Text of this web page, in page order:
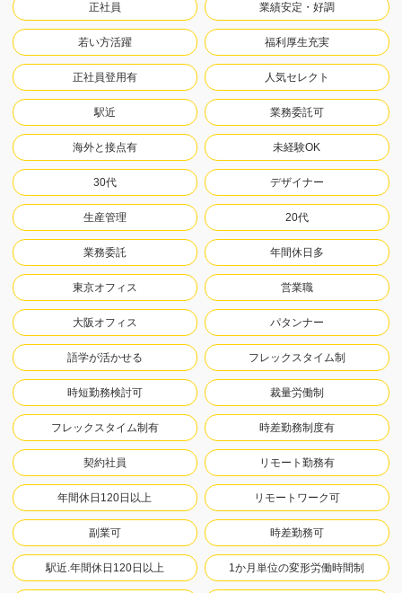
正社員 業績安定・好調
若い方活躍 福利厚生充実
正社員登用有 人気セレクト
駅近 業務委託可
海外と接点有 未経験OK
30代 デザイナー
生産管理 20代
業務委託 年間休日多
東京オフィス 営業職
大阪オフィス パタンナー
語学が活かせる フレックスタイム制
時短勤務検討可 裁量労働制
フレックスタイム制有 時差勤務制度有
契約社員 リモート勤務有
年間休日120日以上 リモートワーク可
副業可 時差勤務可
駅近.年間休日120日以上 1か月単位の変形労働時間制